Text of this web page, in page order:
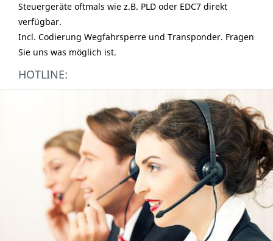
Steuergeräte oftmals wie z.B. PLD oder EDC7 direkt
verfügbar.
Incl. Codierung Wegfahrsperre und Transponder. Fragen
Sie uns was möglich ist.
HOTLINE: